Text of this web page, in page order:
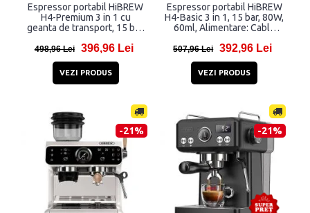
Espressor portabil HiBREW
H4-Premium 3 in 1 cu
geanta de transport, 15 bar,
Cablu USB, Incarcator auto
capsule Nespresso, Dolce
Gusto si cafea macinata,
498,96 Lei 396,96 Lei
VEZI PRODUS
Espressor portabil HiBREW
H4-Basic 3 in 1, 15 bar, 80W,
60ml, Alimentare: Cablu
Compatibil cu capsule
cafea macinata, Negru
507,96 Lei 392,96 Lei
VEZI PRODUS
-21% -21%